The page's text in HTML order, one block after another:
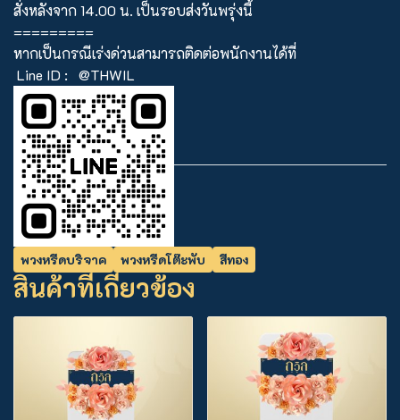
สั่งหลังจาก 14.00 น. เป็นรอบส่งวันพรุ่งนี้
=========
หากเป็นกรณีเร่งด่วนสามารถติดต่อพนักงานได้ที่
Line ID :
@THWIL
พวงหรีดบริจาค พวงหรีดโต๊ะพับ สีทอง
สินค้าที่เกี่ยวข้อง